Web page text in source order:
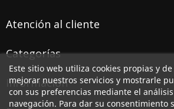
Atención al cliente
Categorías
Información
Este sitio web utiliza cookies propias y
mejorar nuestros servicios y mostrarle
con sus preferencias mediante el
navegación. Para dar su consentimiento